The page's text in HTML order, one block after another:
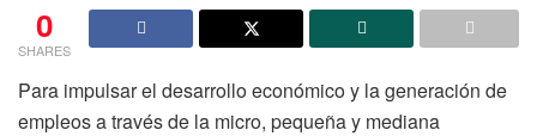
0
SHARES
Para impulsar el desarrollo económico y la generación de
empleos a través de la micro, pequeña y mediana